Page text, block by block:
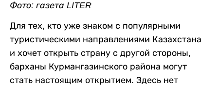
Фото: газета LITER
Для тех, кто уже знаком с популярными
туристическими направлениями Казахстана
и хочет открыть страну с другой стороны,
барханы Курмангазинского района могут
стать настоящим открытием. Здесь нет